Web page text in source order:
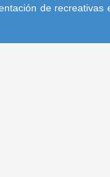
de recreativas